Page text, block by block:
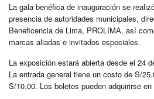
La gala benéfica de inauguración se
presencia de autoridades municipales,
Beneficencia de Lima, PROLIMA, así
marcas aliadas e invitados especiales.
La exposición estará abierta desde el 24
La entrada general tiene un costo de S/
S/10.00. Los boletos pueden adquirirse